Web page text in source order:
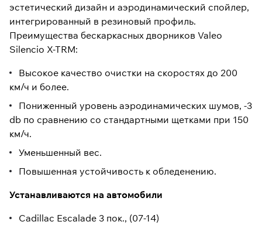
эстетический дизайн и аэродинамический спойлер,
интегрированный в резиновый профиль.
Преимущества бескаркасных дворников Valeo
Silencio X-TRM:
Высокое качество очистки на скоростях до 200
км/ч и более.
Пониженный уровень аэродинамических шумов, -3
db по сравнению со стандартными щетками при 150
км/ч.
Уменьшенный вес.
Повышенная устойчивость к обледенению.
Устанавливаются на автомобили
Cadillac Escalade 3 пок., (07-14)